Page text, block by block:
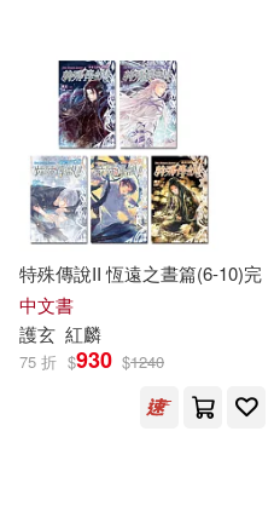
特殊傳說II 恆遠之晝篇(6-10)完
中文書
護玄 紅麟
75 折 $930 $1240